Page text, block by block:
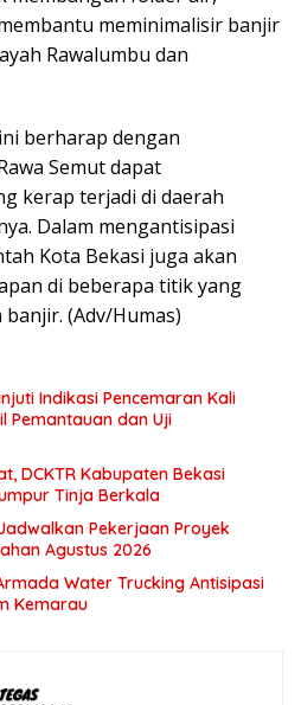
meminimalisir banjir
Rawalumbu dan
berharap dengan
Semut dapat
kerap terjadi di daerah
Dalam mengantisipasi
Kota Bekasi juga akan
di beberapa titik yang
(Adv/Humas)
Indikasi Pencemaran Kali
Pemantauan dan Uji
DCKTR Kabupaten Bekasi
Tinja Berkala
Pekerjaan Proyek
Agustus 2026
Water Trucking Antisipasi
Kemarau